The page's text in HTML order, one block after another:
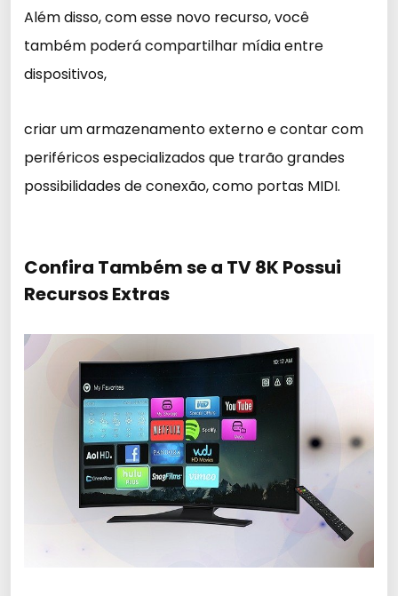
Além disso, com esse novo recurso, você
também poderá compartilhar mídia entre
dispositivos,
criar um armazenamento externo e contar com
periféricos especializados que trarão grandes
possibilidades de conexão, como portas MIDI.
Confira Também se a TV 8K Possui
Recursos Extras